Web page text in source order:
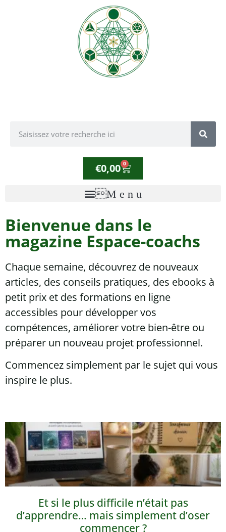
€0,00 0
Bienvenue dans le
magazine Espace-coachs
Chaque semaine, découvrez de nouveaux
articles, des conseils pratiques, des ebooks à
petit prix et des formations en ligne
accessibles pour développer vos
compétences, améliorer votre bien-être ou
préparer un nouveau projet professionnel.
Commencez simplement par le sujet qui vous
inspire le plus.
Et si le plus difficile n’était pas
d’apprendre… mais simplement d’oser
commencer ?